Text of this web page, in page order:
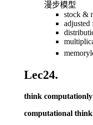
漫步模型
stock &
adjusted
Lec24.
think computationly
computational